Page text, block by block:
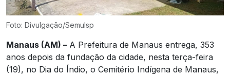
Foto: Divulgação/Semulsp
Manaus (AM) – A Prefeitura de Manaus entrega, 353
anos depois da fundação da cidade, nesta terça-feira
(19), no Dia do Índio, o Cemitério Indígena de Manaus,